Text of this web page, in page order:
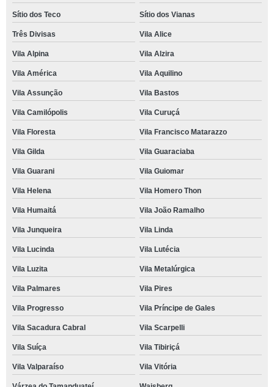
Sítio dos Teco Sítio dos Vianas
Três Divisas Vila Alice
Vila Alpina Vila Alzira
Vila América Vila Aquilino
Vila Assunção Vila Bastos
Vila Camilópolis Vila Curuçá
Vila Floresta Vila Francisco Matarazzo
Vila Gilda Vila Guaraciaba
Vila Guarani Vila Guiomar
Vila Helena Vila Homero Thon
Vila Humaitá Vila João Ramalho
Vila Junqueira Vila Linda
Vila Lucinda Vila Lutécia
Vila Luzita Vila Metalúrgica
Vila Palmares Vila Pires
Vila Progresso Vila Príncipe de Gales
Vila Sacadura Cabral Vila Scarpelli
Vila Suíça Vila Tibiriçá
Vila Valparaíso Vila Vitória